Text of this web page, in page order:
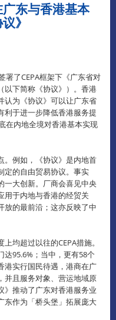
东与香港基本
》
署了CEPA框架下《广东省对
以下简称《协议》）。香港
认为《协议》可以让广东省
利于进一步降低香港服务提
在内地全境对香港基本实现
。例如，《协议》是内地首
定的自由贸易协议。事实
一大创新。厂商会喜见中央
用于内地与香港的经贸关
放的最前沿；这亦反映了中
均超过以往的CEPA措施。
达95.6%；当中，更有58个
港实行国民待遇，港商在广
并且服务对象、营运地域原
》推动了广东对香港服务业
东作为「桥头堡」拓展庞大